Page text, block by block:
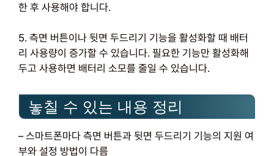
한 후 사용해야 합니다.
5. 측면 버튼이나 뒷면 두드리기 기능을 활성화할 때 배터
리 사용량이 증가할 수 있습니다. 필요한 기능만 활성화해
두고 사용하면 배터리 소모를 줄일 수 있습니다.
놓칠 수 있는 내용 정리
– 스마트폰마다 측면 버튼과 뒷면 두드리기 기능의 지원 여
부와 설정 방법이 다름